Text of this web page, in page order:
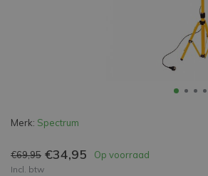
Merk: Spectrum
€69,95 €34,95 Op voorraad
Incl. btw